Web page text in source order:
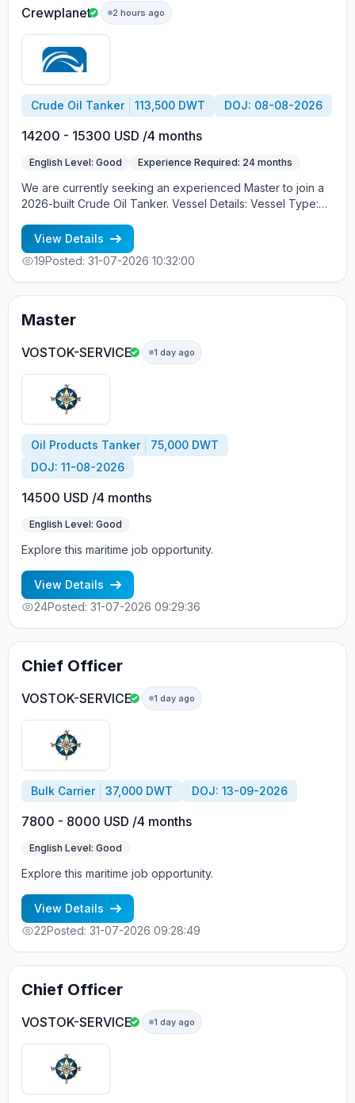
Crewplanet 2 hours ago
Crude Oil Tanker 113,500 DWT DOJ: 08-08-2026
14200 - 15300 USD /4 months
English Level: Good Experience Required: 24 months
We are currently seeking an experienced Master to join a
2026-built Crude Oil Tanker. Vessel Details: Vessel Type:
Duration: 4 months Requirements: Minimum 24 months of
sea service as Master on Crude Oil Tankers. Minimum 80
months of total tanker experience. Valid STCW certificates.
Valid Medical Certificate. Good command of English.
Experience on similar-size vessels will be considered an
advantage. Shipowner: UAE-based Shipowner Qualified
to send their updated CV, copies of valid certificates, and
sea service records for consideration.
View Details
19Posted: 31-07-2026 10:32:00
Master
VOSTOK-SERVICE 1 day ago
Oil Products Tanker
75,000 DWT
DOJ: 11-08-2026
14500 USD /4 months
English Level: Good
Explore this maritime job opportunity.
View Details
24Posted: 31-07-2026 09:29:36
Chief Officer
VOSTOK-SERVICE 1 day ago
Bulk Carrier 37,000 DWT DOJ: 13-09-2026
7800 - 8000 USD /4 months
English Level: Good
Explore this maritime job opportunity.
View Details
22Posted: 31-07-2026 09:28:49
Chief Officer
VOSTOK-SERVICE 1 day ago